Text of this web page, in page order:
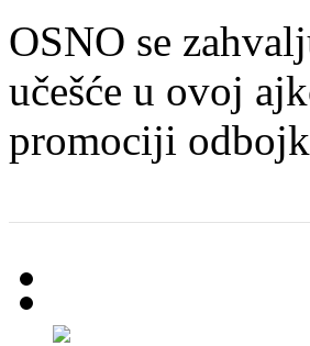
OSNO se
učešće u ovoj
promociji